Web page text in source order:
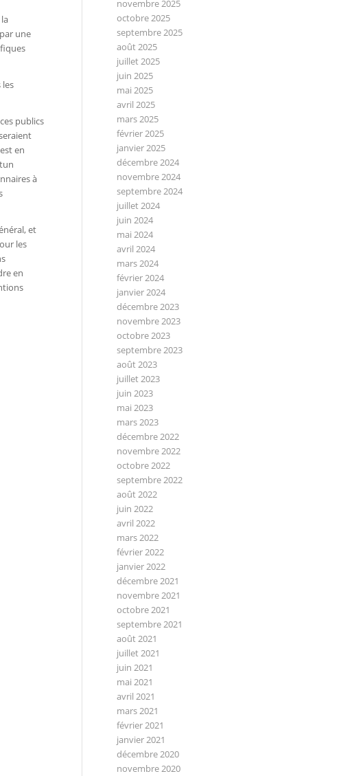
une
les
publics
en
à
et
les
en
novembre 2025
octobre 2025
septembre 2025
août 2025
juillet 2025
juin 2025
mai 2025
avril 2025
mars 2025
février 2025
janvier 2025
décembre 2024
novembre 2024
septembre 2024
juillet 2024
juin 2024
mai 2024
avril 2024
mars 2024
février 2024
janvier 2024
décembre 2023
novembre 2023
octobre 2023
septembre 2023
août 2023
juillet 2023
juin 2023
mai 2023
mars 2023
décembre 2022
novembre 2022
octobre 2022
septembre 2022
août 2022
juin 2022
avril 2022
mars 2022
février 2022
janvier 2022
décembre 2021
novembre 2021
octobre 2021
septembre 2021
août 2021
juillet 2021
juin 2021
mai 2021
avril 2021
mars 2021
février 2021
janvier 2021
décembre 2020
novembre 2020